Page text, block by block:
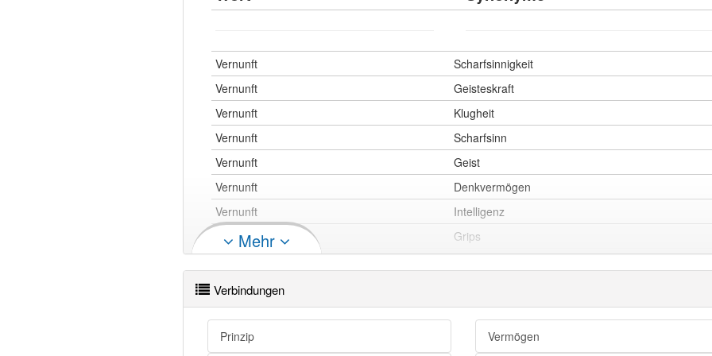
Vernunft
Scharfsinnigkeit
Vernunft
Geisteskraft
Vernunft
Klugheit
Vernunft
Scharfsinn
Vernunft
Geist
Vernunft
Denkvermögen
Vernunft
Intelligenz
Vernunft
Grips
Vernunft
Vernunft
Verstand
Vernunft
Gehirnschmalz
Mehr
Verbindungen
Prinzip Vermögen